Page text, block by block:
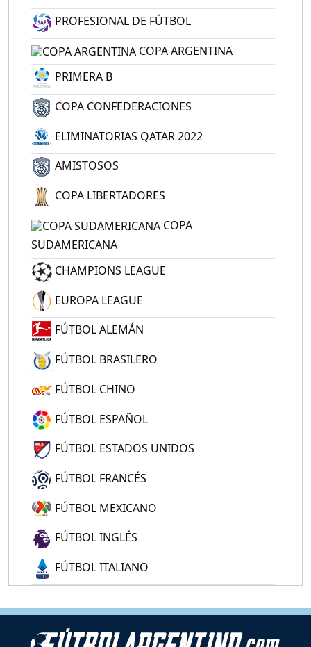
PROFESIONAL DE FÚTBOL
COPA ARGENTINA
PRIMERA B
COPA CONFEDERACIONES
ELIMINATORIAS QATAR 2022
AMISTOSOS
COPA LIBERTADORES
COPA
SUDAMERICANA
CHAMPIONS LEAGUE
EUROPA LEAGUE
FÚTBOL ALEMÁN
FÚTBOL BRASILERO
FÚTBOL CHINO
FÚTBOL ESPAÑOL
FÚTBOL ESTADOS UNIDOS
FÚTBOL FRANCÉS
FÚTBOL MEXICANO
FÚTBOL INGLÉS
FÚTBOL ITALIANO